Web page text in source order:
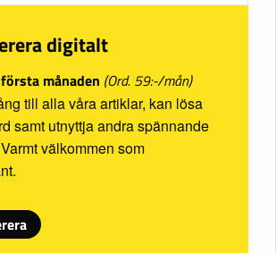
digitalt
månaden (Ord. 59:-/mån)
till alla våra artiklar, kan lösa
samt utnyttja andra spännande
välkommen som